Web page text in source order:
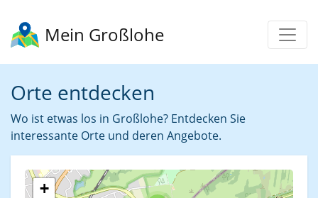
Mein Großlohe
Orte entdecken
Wo ist etwas los in Großlohe? Entdecken Sie
interessante Orte und deren Angebote.
+